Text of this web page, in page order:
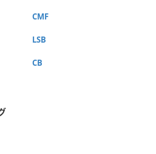
CMF
LSB
CB